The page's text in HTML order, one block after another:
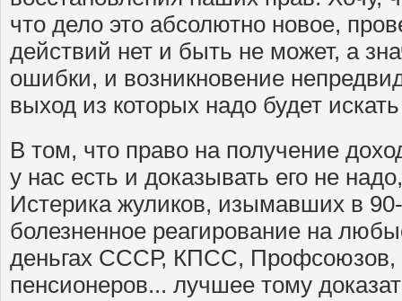
что дело это абсолютно новое,
действий нет и быть не может, а
ошибки, и возникновение
выход из которых надо будет
В том, что право на получение
у нас есть и доказывать его не
Истерика жуликов, изымавших в
болезненное реагирование на
деньгах СССР, КПСС, Профсоюзов,
пенсионеров... лучшее тому